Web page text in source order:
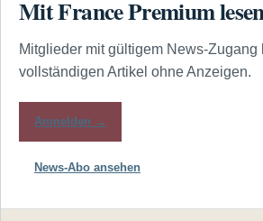
Mit France Premium
Mitglieder mit gültigem News-Zugang
vollständigen Artikel ohne Anzeigen.
Anmelden →
News-Abo ansehen